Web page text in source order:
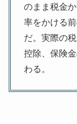
のまま税金
率をかける
だ。実際の
控除、保険
わる。